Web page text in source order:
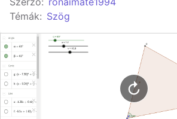
Bejelentkezés
Témák: Szög